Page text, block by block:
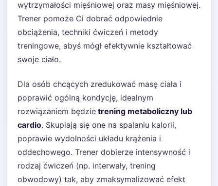
wytrzymałości mięśniowej oraz masy mięśniowej.
Trener pomoże Ci dobrać odpowiednie
obciążenia, techniki ćwiczeń i metody
treningowe, abyś mógł efektywnie kształtować
swoje ciało.
Dla osób chcących zredukować masę ciała i
poprawić ogólną kondycję, idealnym
rozwiązaniem będzie trening metaboliczny lub
cardio. Skupiają się one na spalaniu kalorii,
poprawie wydolności układu krążenia i
oddechowego. Trener dobierze intensywność i
rodzaj ćwiczeń (np. interwały, trening
obwodowy) tak, aby zmaksymalizować efekt